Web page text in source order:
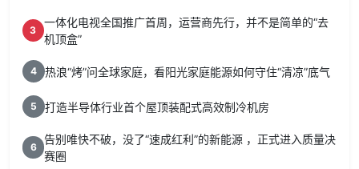
3
一体化电视全国推广首周，运营商先行，并不是简单的“去
机顶盒”
4 热浪“烤”问全球家庭，看阳光家庭能源如何守住“清凉”底气
5 打造半导体行业首个屋顶装配式高效制冷机房
6
告别唯快不破，没了“速成红利”的新能源 ，正式进入质量决
赛圈